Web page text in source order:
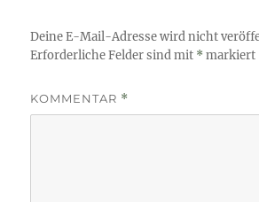
Deine E-Mail-Adresse wird nicht
Erforderliche Felder sind mit *markiert
KOMMENTAR *